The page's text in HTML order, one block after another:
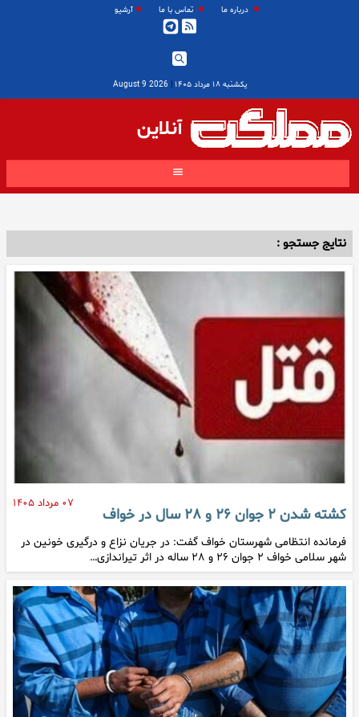
درباره ما تماس با ما آرشیو
یکشنبه ۱۸ مرداد ۱۴۰۵ |
2026 August 9
آنلاین
نتایج جستجو :
۰۷ مرداد ۱۴۰۵
کشته شدن ۲ جوان ۲۶ و ۲۸ سال در خواف
فرمانده انتظامی شهرستان خواف گفت: در جریان نزاع و درگیری خونین در
شهر سلامی خواف ۲ جوان ۲۶ و ۲۸ ساله در اثر تیراندازی…